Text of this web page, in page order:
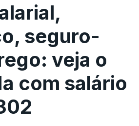
seguro-
veja o
com salário